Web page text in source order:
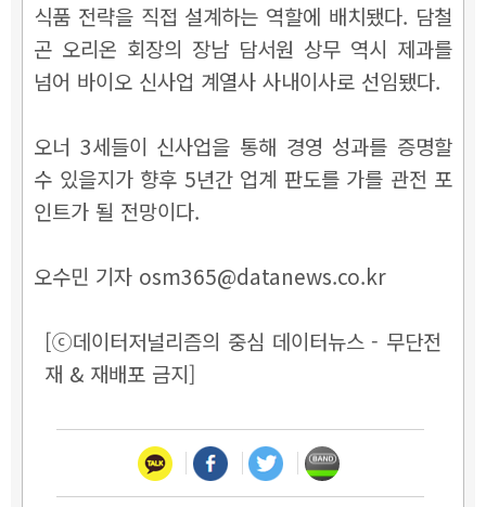
식품 전략을 직접 설계하는 역할에 배치됐다. 담철
곤 오리온 회장의 장남 담서원 상무 역시 제과를
넘어 바이오 신사업 계열사 사내이사로 선임됐다.
오너 3세들이 신사업을 통해 경영 성과를 증명할
수 있을지가 향후 5년간 업계 판도를 가를 관전 포
인트가 될 전망이다.
오수민 기자 osm365@datanews.co.kr
[ⓒ데이터저널리즘의 중심 데이터뉴스 - 무단전
재 & 재배포 금지]